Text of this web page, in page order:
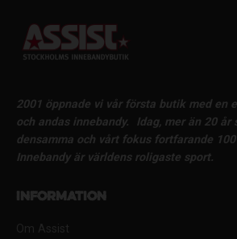
2001 öppnade vi vår första butik med en
och andas innebandy.
Idag, mer än 20 år
densamma och vårt fokus fortfarande 100
Innebandy är världens roligaste sport.
Information
Om Assist